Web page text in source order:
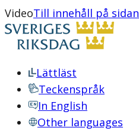
VideoTill innehåll på sidan
Lättläst
Teckenspråk
In English
Other languages